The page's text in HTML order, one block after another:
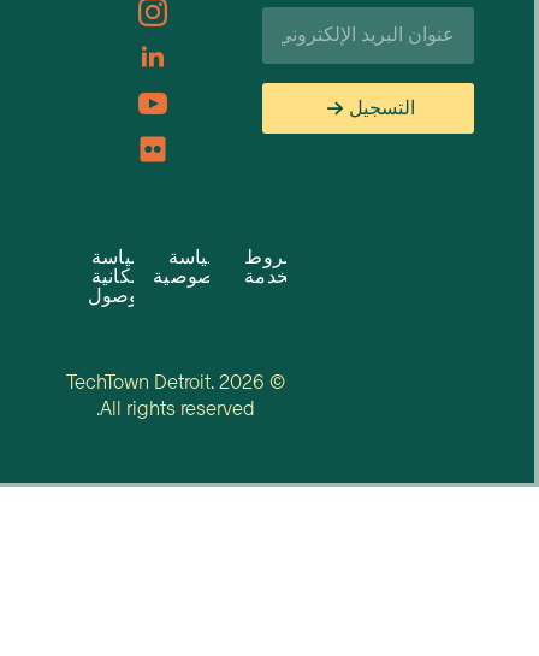
البريد
الإلكتروني*
التسجيل
شروط
الخدمة
سياسة
الخصوصية
سياسة
إمكانية
الوصول
© 2026 TechTown Detroit.
All rights reserved.